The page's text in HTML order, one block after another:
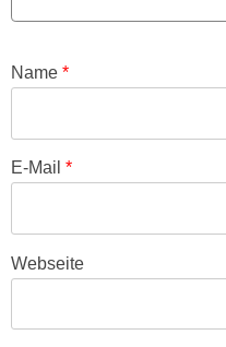
Name *
E-Mail *
Webseite